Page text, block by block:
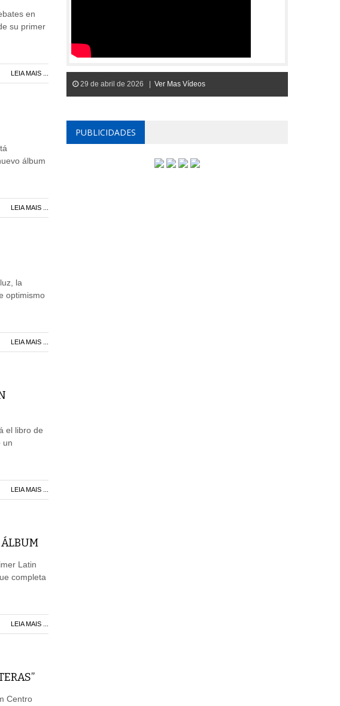
en
su primer
LEIA MAIS ...
álbum
LEIA MAIS ...
la
optimismo
LEIA MAIS ...
el libro de
un
LEIA MAIS ...
Latin
completa
LEIA MAIS ...
Centro
29 de abril de 2026 | Ver Mas Vídeos
PUBLICIDADES